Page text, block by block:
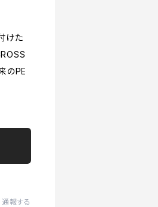
けた
のPE
通報する